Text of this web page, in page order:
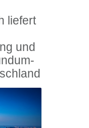
liefert
und